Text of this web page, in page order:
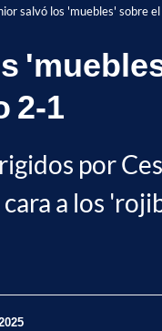
salvó los 'muebles' sobre
2-1
por
a los